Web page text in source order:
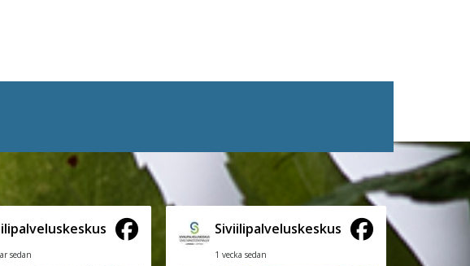
sedan
Siviilipalveluskeskus
1 vecka sedan